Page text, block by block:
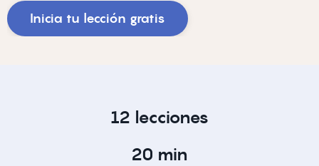
Inicia tu lección gratis
12 lecciones
20 min